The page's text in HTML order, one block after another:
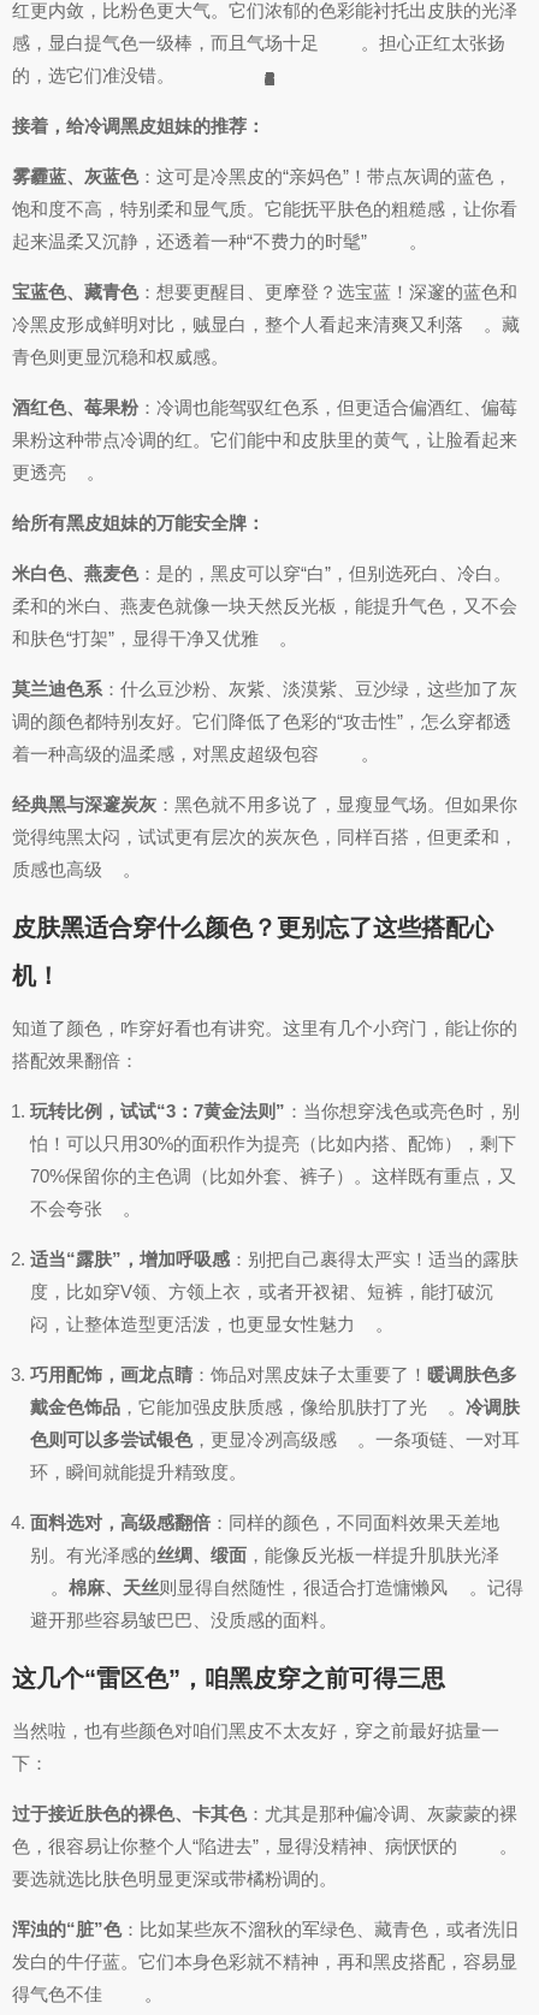
6
5
5
6
3
6
3
4
红更内敛，比粉色更大气。它们浓郁的色彩能衬托出皮肤的光泽
感，显白提气色一级棒，而且气场十足
3
4
。担心正红太张扬
的，选它们准没错。
接着，给冷调黑皮姐妹的推荐：
雾霾蓝、灰蓝色：这可是冷黑皮的“亲妈色”！带点灰调的蓝色，
饱和度不高，特别柔和显气质。它能抚平肤色的粗糙感，让你看
起来温柔又沉静，还透着一种“不费力的时髦”
3
6
。
宝蓝色、藏青色：想要更醒目、更摩登？选宝蓝！深邃的蓝色和
冷黑皮形成鲜明对比，贼显白，整个人看起来清爽又利落
3
。藏
青色则更显沉稳和权威感。
酒红色、莓果粉 ：冷调也能驾驭红色系，但更适合偏酒红、偏莓
果粉这种带点冷调的红。它们能中和皮肤里的黄气，让脸看起来
更透亮
2
。
给所有黑皮姐妹的万能安全牌：
米白色、燕麦色：是的，黑皮可以穿“白”，但别选死白、冷白。
柔和的米白、燕麦色就像一块天然反光板，能提升气色，又不会
和肤色“打架”，显得干净又优雅
3
。
莫兰迪色系 ：什么豆沙粉、灰紫、淡漠紫、豆沙绿，这些加了灰
调的颜色都特别友好。它们降低了色彩的“攻击性”，怎么穿都透
着一种高级的温柔感，对黑皮超级包容
2
3
。
经典黑与深邃炭灰 ：黑色就不用多说了，显瘦显气场。但如果你
觉得纯黑太闷，试试更有层次的炭灰色，同样百搭，但更柔和，
质感也高级
4
。
皮肤黑适合穿什么颜色？更别忘了这些搭配心
机！
知道了颜色，咋穿好看也有讲究。这里有几个小窍门，能让你的
搭配效果翻倍：
玩转比例，试试“3：7黄金法则” ：当你想穿浅色或亮色时，别
怕！可以只用30%的面积作为提亮（比如内搭、配饰），剩下
70%保留你的主色调（比如外套、裤子）。这样既有重点，又
不会夸张
6
。
适当“露肤”，增加呼吸感 ：别把自己裹得太严实！适当的露肤
度，比如穿V领、方领上衣，或者开衩裙、短裤，能打破沉
闷，让整体造型更活泼，也更显女性魅力
1
。
巧用配饰，画龙点睛 ：饰品对黑皮妹子太重要了！ 暖调肤色多
戴金色饰品 ，它能加强皮肤质感，像给肌肤打了光
1
。冷调肤
色则可以多尝试银色，更显冷冽高级感
4
。一条项链、一对耳
环，瞬间就能提升精致度。
面料选对，高级感翻倍 ：同样的颜色，不同面料效果天差地
别。有光泽感的丝绸、缎面 ，能像反光板一样提升肌肤光泽
6
8
。棉麻、天丝则显得自然随性，很适合打造慵懒风
5
。记得
避开那些容易皱巴巴、没质感的面料。
这几个“雷区色”，咱黑皮穿之前可得三思
当然啦，也有些颜色对咱们黑皮不太友好，穿之前最好掂量一
下：
过于接近肤色的裸色、卡其色：尤其是那种偏冷调、灰蒙蒙的裸
色，很容易让你整个人“陷进去”，显得没精神、病恹恹的
2
4
。
要选就选比肤色明显更深或带橘粉调的。
浑浊的“脏”色：比如某些灰不溜秋的军绿色、藏青色，或者洗旧
发白的牛仔蓝。它们本身色彩就不精神，再和黑皮搭配，容易显
得气色不佳
1
3
。
3
4
8
2
3
4